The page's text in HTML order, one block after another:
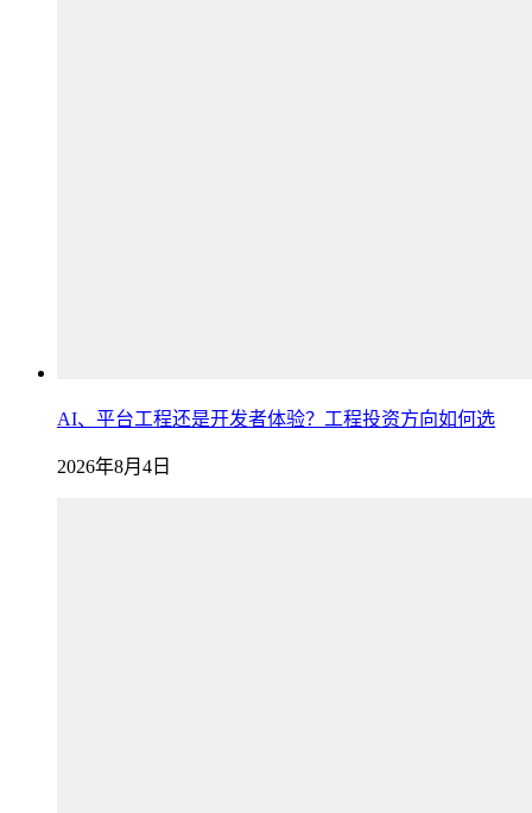
AI、平台工程还是开发者体验？工程投资方向如何选
2026年8月4日